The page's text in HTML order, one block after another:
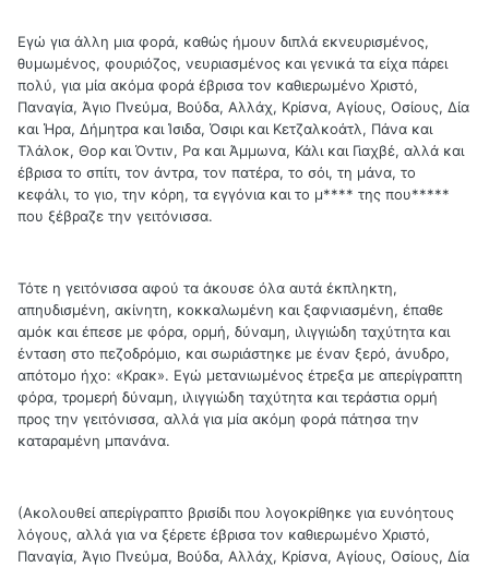
Εγώ για άλλη μια φορά, καθώς ήμουν διπλά εκνευρισμένος,
θυμωμένος, φουριόζος, νευριασμένος και γενικά τα είχα πάρει
πολύ, για μία ακόμα φορά έβρισα τον καθιερωμένο Χριστό,
Παναγία, Άγιο Πνεύμα, Βούδα, Αλλάχ, Κρίσνα, Αγίους, Οσίους, Δία
και Ήρα, Δήμητρα και Ίσιδα, Όσιρι και Κετζαλκοάτλ, Πάνα και
Τλάλοκ, Θορ και Όντιν, Ρα και Άμμωνα, Κάλι και Γιαχβέ, αλλά και
έβρισα το σπίτι, τον άντρα, τον πατέρα, το σόι, τη μάνα, το
κεφάλι, το γιο, την κόρη, τα εγγόνια και το μ**** της που*****
που ξέβραζε την γειτόνισσα.
Τότε η γειτόνισσα αφού τα άκουσε όλα αυτά έκπληκτη,
απηυδισμένη, ακίνητη, κοκκαλωμένη και ξαφνιασμένη, έπαθε
αμόκ και έπεσε με φόρα, ορμή, δύναμη, ιλιγγιώδη ταχύτητα και
ένταση στο πεζοδρόμιο, και σωριάστηκε με έναν ξερό, άνυδρο,
απότομο ήχο: «Κρακ». Εγώ μετανιωμένος έτρεξα με απερίγραπτη
φόρα, τρομερή δύναμη, ιλιγγιώδη ταχύτητα και τεράστια ορμή
προς την γειτόνισσα, αλλά για μία ακόμη φορά πάτησα την
καταραμένη μπανάνα.
(Ακολουθεί απερίγραπτο βρισίδι που λογοκρίθηκε για ευνόητους
λόγους, αλλά για να ξέρετε έβρισα τον καθιερωμένο Χριστό,
Παναγία, Άγιο Πνεύμα, Βούδα, Αλλάχ, Κρίσνα, Αγίους, Οσίους, Δία